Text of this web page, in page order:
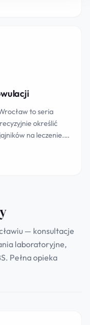
to seria
określić
na leczenie.…
— konsultacje
laboratoryjne,
Pełna opieka